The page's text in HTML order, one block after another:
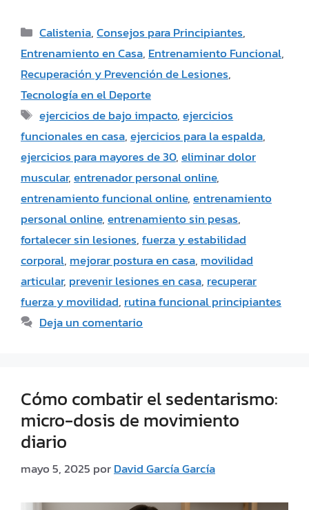
Calistenia,Consejos para Principiantes,
Entrenamiento en Casa, Entrenamiento Funcional,
Recuperación y Prevención de Lesiones,
Tecnología en el Deporte
ejercicios de bajo impacto,ejercicios
funcionales en casa,ejercicios para la espalda,
ejercicios para mayores de 30,eliminar dolor
muscular,entrenador personal online,
entrenamiento funcional online,entrenamiento
personal online,entrenamiento sin pesas,
fortalecer sin lesiones,fuerza y estabilidad
corporal, mejorar postura en casa, movilidad
articular, prevenir lesiones en casa, recuperar
fuerza y movilidad, rutina funcional principiantes
Deja un comentario
Cómo combatir el sedentarismo:
micro-dosis de movimiento
diario
mayo 5, 2025 porDavid García García